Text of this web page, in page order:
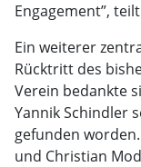
Engagement”,
Ein weiterer
Rücktritt des
Verein bedankte
Yannik Schindler
gefunden
und Christian